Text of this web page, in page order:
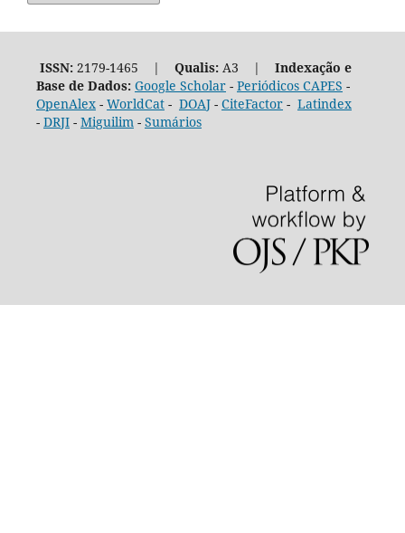
ISSN:2179-1465 | Qualis:A3 | Indexação e
Base de Dados: Google Scholar- Periódicos CAPES -
OpenAlex- WorldCat- DOAJ- CiteFactor- Latindex
- DRJI- Miguilim - Sumários